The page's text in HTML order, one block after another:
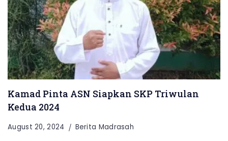
Kamad Pinta ASN Siapkan SKP Triwulan
Kedua 2024
August 20, 2024 Berita Madrasah